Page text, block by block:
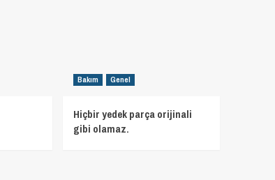
Bakım Genel
Hiçbir yedek parça orijinali
gibi olamaz.